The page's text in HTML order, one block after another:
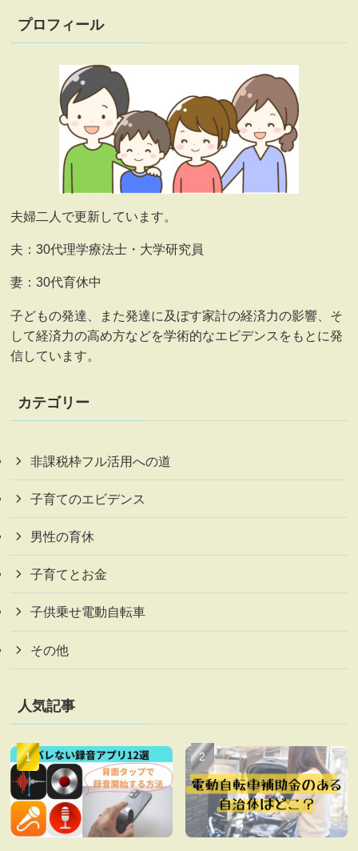
プロフィール
夫婦二人で更新しています。
夫：30代理学療法士・大学研究員
妻：30代育休中
子どもの発達、また発達に及ぼす家計の経済力の影響、そ
して経済力の高め方などを学術的なエビデンスをもとに発
信しています。
カテゴリー
非課税枠フル活用への道
子育てのエビデンス
男性の育休
子育てとお金
子供乗せ電動自転車
その他
人気記事